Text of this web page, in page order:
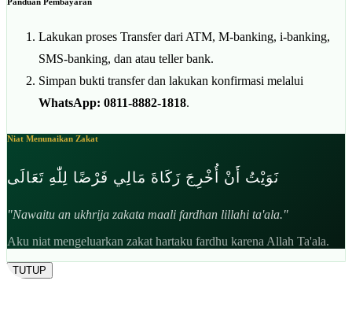
Lakukan proses Transfer dari ATM, M-banking, i-banking,
SMS-banking, dan atau teller bank.
Simpan bukti transfer dan lakukan konfirmasi melalui
WhatsApp: 0811-8882-1818.
Niat Menunaikan Zakat
نَوَيْتُ أَنْ أُخْرِجَ زَكَاةَ مَالِي فَرْضًا لِلّٰهِ تَعَالَى
"Nawaitu an ukhrija zakata maali fardhan lillahi ta'ala."
Aku niat mengeluarkan zakat hartaku fardhu karena Allah Ta'ala.
TUTUP